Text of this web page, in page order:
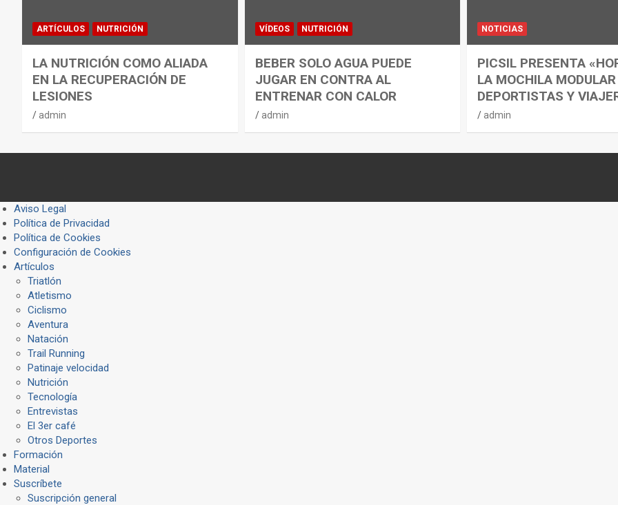
ARTÍCULOS NUTRICIÓN
LA NUTRICIÓN COMO ALIADA
EN LA RECUPERACIÓN DE
LESIONES
admin
VÍDEOS NUTRICIÓN
BEBER SOLO AGUA PUEDE
JUGAR EN CONTRA AL
ENTRENAR CON CALOR
admin
NOTICIAS
PICSIL PRESENTA
LA MOCHILA
DEPORTISTAS Y
admin
Aviso Legal
Política de Privacidad
Política de Cookies
Configuración de Cookies
Artículos
Triatlón
Atletismo
Ciclismo
Aventura
Natación
Trail Running
Patinaje velocidad
Nutrición
Tecnología
Entrevistas
El 3er café
Otros Deportes
Formación
Material
Suscríbete
Suscripción general